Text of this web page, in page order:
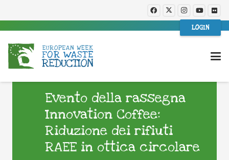
LOGIN
Evento della rassegna
Innovation Coffee:
Riduzione dei rifiuti
RAEE in ottica circolare